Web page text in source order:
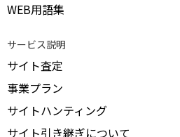
WEB用語集
サービス説明
サイト査定
事業プラン
サイトハンティング
サイト引き継ぎについて